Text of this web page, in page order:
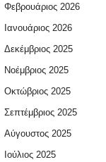
Φεβρουάριος 2026
Ιανουάριος 2026
Δεκέμβριος 2025
Νοέμβριος 2025
Οκτώβριος 2025
Σεπτέμβριος 2025
Αύγουστος 2025
Ιούλιος 2025